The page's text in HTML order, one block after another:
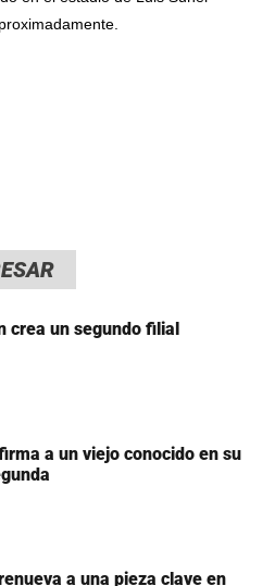
crea un segundo filial
a un viejo conocido en su
a una pieza clave en